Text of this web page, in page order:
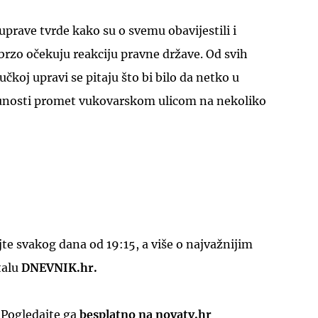
tvrde kako su o svemu obavijestili i
očekuju reakciju pravne države. Od svih
upravi se pitaju što bi bilo da netko u
promet vukovarskom ulicom na nekoliko
svakog dana od 19:15, a više o najvažnijim
DNEVNIK.hr.
ga besplatno na novatv.hr